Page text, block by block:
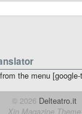
the menu
© 2026 Delteatro.it
Xin Magazine Theme